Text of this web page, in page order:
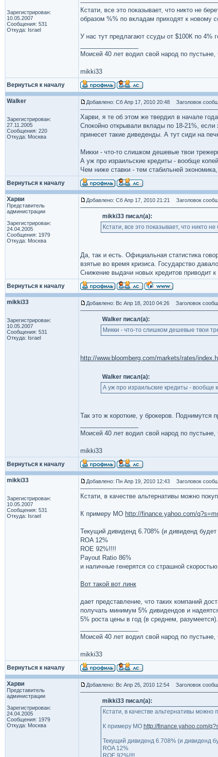
Зарегистрирован:
10.05.2007
Сообщения: 531
Откуда: Israel
Кстати, все это показывает, что никто не
образом %% по вкладам приходят к новому
У нас тут предлагают ссуды от $100К по 4%
Моисей 40 лет водил свой народ по
mikki33
Вернуться к началу
Walker
Зарегистрирован:
27.11.2005
Сообщения: 220
Откуда: Москва
Добавлено: Сб Апр 17, 2010 20:48 Заголовок
Харви, я те об этом же твердил в начале
Спокойно открывали вклады по 18-21%,
принесет такие диведенды. А тут сиди на
Микки - что-то слишком дешевые твои
А уж про израильские кредиты - вообще
Чем ниже ставки - тем стабильней
Вернуться к началу
Харви
Представитель
администрации
Зарегистрирован:
24.04.2005
Сообщения: 1979
Откуда: Москва
Добавлено: Сб Апр 17, 2010 21:21 Заголовок
mikki33 писал(а):
Кстати, все это показывает, что никто
Да, так и есть. Официальная статистика
взятые во время кризиса. Государство
Снижение выдачи новых кредитов приводит
Вернуться к началу
mikki33
Зарегистрирован:
10.05.2007
Сообщения: 531
Откуда: Israel
Добавлено: Вс Апр 18, 2010 04:26 Заголовок
Walker писал(а):
Микки - что-то слишком дешевые твои
http://www.bloomberg.com/markets/rates/
Walker писал(а):
А уж про израильские кредиты - вообще
Так это ж короткие, у брокеров. Поднимутся
Моисей 40 лет водил свой народ по
mikki33
Вернуться к началу
mikki33
Зарегистрирован:
10.05.2007
Сообщения: 531
Откуда: Israel
Добавлено: Пн Апр 19, 2010 12:43 Заголовок
Кстати, в качестве альтернативы можно
К примеру MO http://finance.yahoo.com/
Текущий дивиденд 6.708% (и дивиденд будет
ROA 12%
ROE 92%!!!!
Payout Ratio 86%
и наличные генерятся со страшной
Вот такой вот линк
дает представление, что таких компаний
получать минимум 5% дивидендов и
5% роста цены в год (в среднем, разумеется).
Моисей 40 лет водил свой народ по
mikki33
Вернуться к началу
Харви
Представитель
администрации
Зарегистрирован:
24.04.2005
Сообщения: 1979
Откуда: Москва
Добавлено: Вс Апр 25, 2010 12:54 Заголовок
mikki33 писал(а):
Кстати, в качестве альтернативы
К примеру MO http://finance.yahoo.com/
Текущий дивиденд 6.708% (и дивиденд
ROA 12%
ROE 92%!!!!